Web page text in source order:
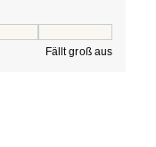
Fällt groß aus